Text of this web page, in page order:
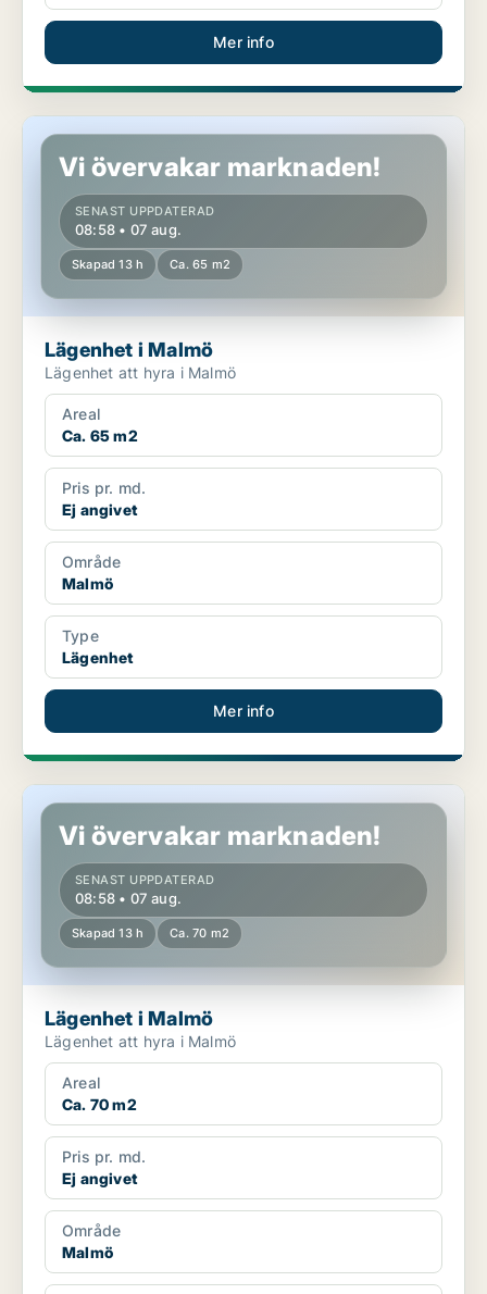
Mer info
Lägenhet i Malmö
Vi övervakar marknaden!
SENAST UPPDATERAD
08:58 • 07 aug.
Skapad 13 h Ca. 65 m2
Lägenhet i Malmö
Lägenhet att hyra i Malmö
Areal
Ca. 65 m2
Pris pr. md.
Ej angivet
Område
Malmö
Type
Lägenhet
Mer info
Lägenhet i Malmö
Vi övervakar marknaden!
SENAST UPPDATERAD
08:58 • 07 aug.
Skapad 13 h Ca. 70 m2
Lägenhet i Malmö
Lägenhet att hyra i Malmö
Areal
Ca. 70 m2
Pris pr. md.
Ej angivet
Område
Malmö